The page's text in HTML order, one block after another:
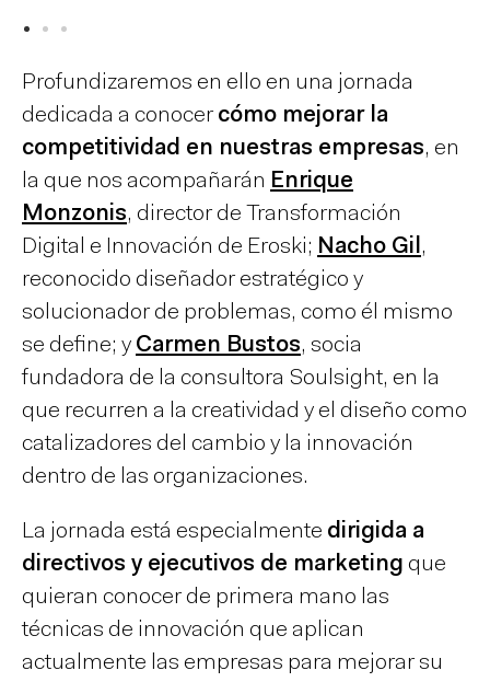
Profundizaremos en ello en una jornada
dedicada a conocer cómo mejorar la
competitividad en nuestras empresas, en
la que nos acompañarán Enrique
Monzonis, director de Transformación
Digital e Innovación de Eroski; Nacho Gil ,
reconocido diseñador estratégico y
solucionador de problemas, como él mismo
se define; y Carmen Bustos, socia
fundadora de la consultora Soulsight, en la
que recurren a la creatividad y el diseño como
catalizadores del cambio y la innovación
dentro de las organizaciones.
La jornada está especialmente dirigida a
directivos y ejecutivos de marketing que
quieran conocer de primera mano las
técnicas de innovación que aplican
actualmente las empresas para mejorar su